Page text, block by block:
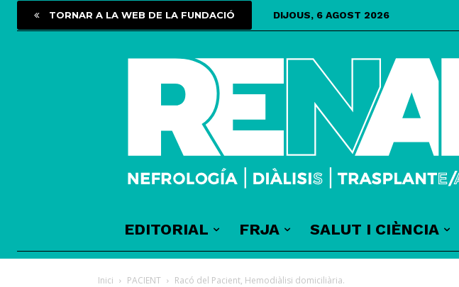
TORNAR A LA WEB DE LA FUNDACIÓ DIJOUS, 6 AGOST 2026
EDITORIAL FRJA SALUT I CIÈNCIA
Inici PACIENT Racó del Pacient, Hemodiàlisi domiciliària.